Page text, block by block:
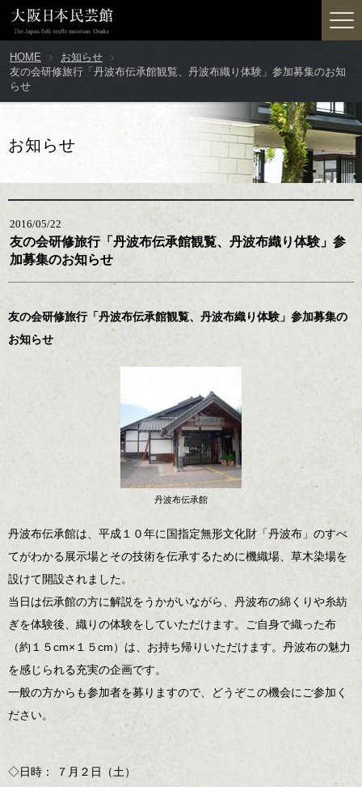
HOME
お知らせ
友の会研修旅行「丹波布伝承館観覧、丹波布織り体験」参加募集のお知
らせ
お知らせ
2016/05/22
友の会研修旅行「丹波布伝承館観覧、丹波布織り体験」参
加募集のお知らせ
友の会研修旅行「丹波布伝承館観覧、丹波布織り体験」参加募集の
お知らせ
丹波布伝承館
丹波布伝承館は、平成１０年に国指定無形文化財「丹波布」のすべ
てがわかる展示場とその技術を伝承するために機織場、草木染場を
設けて開設されました。
当日は伝承館の方に解説をうかがいながら、丹波布の綿くりや糸紡
ぎを体験後、織りの体験をしていただけます。ご自身で織った布
（約１５cm×１５cm）は、お持ち帰りいただけます。丹波布の魅力
を感じられる充実の企画です。
一般の方からも参加者を募りますので、どうぞこの機会にご参加く
ださい。
◇日時： ７月２日（土）